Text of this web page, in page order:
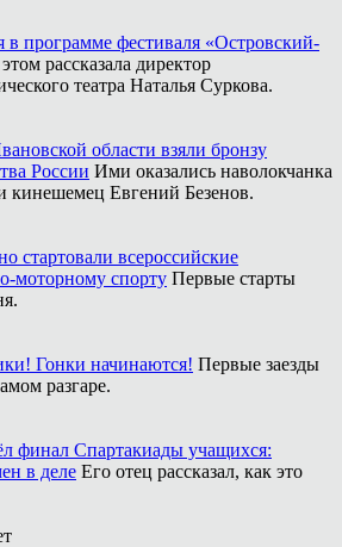
программе фестиваля «Островский-
рассказала директор
театра Наталья Суркова.
области взяли бронзу
России Ими оказались наволокчанка
кинешемец Евгений Безенов.
стартовали всероссийские
моторному спорту Первые старты
Гонки начинаются! Первые заезды
разгаре.
финал Спартакиады учащихся:
в деле Его отец рассказал, как это